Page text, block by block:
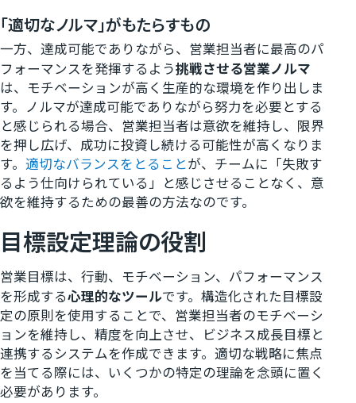
「適切なノルマ」がもたらすもの
一方、達成可能でありながら、営業担当者に最高のパ
フォーマンスを発揮するよう挑戦させる営業ノルマ
は、モチベーションが高く生産的な環境を作り出しま
す。ノルマが達成可能でありながら努力を必要とする
と感じられる場合、営業担当者は意欲を維持し、限界
を押し広げ、成功に投資し続ける可能性が高くなりま
す。 適切なバランスをとることが、チームに「失敗す
るよう仕向けられている」と感じさせることなく、意
欲を維持するための最善の方法なのです。
目標設定理論の役割
営業目標は、行動、モチベーション、パフォーマンス
を形成する心理的なツールです。構造化された目標設
定の原則を使用することで、営業担当者のモチベーシ
ョンを維持し、精度を向上させ、ビジネス成長目標と
連携するシステムを作成できます。適切な戦略に焦点
を当てる際には、いくつかの特定の理論を念頭に置く
必要があります。